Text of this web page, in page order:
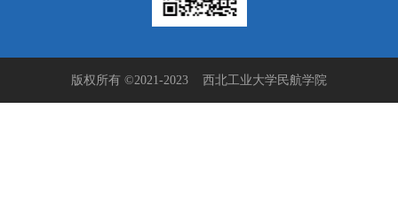
版权所有 ©2021-2023 西北工业大学民航学院